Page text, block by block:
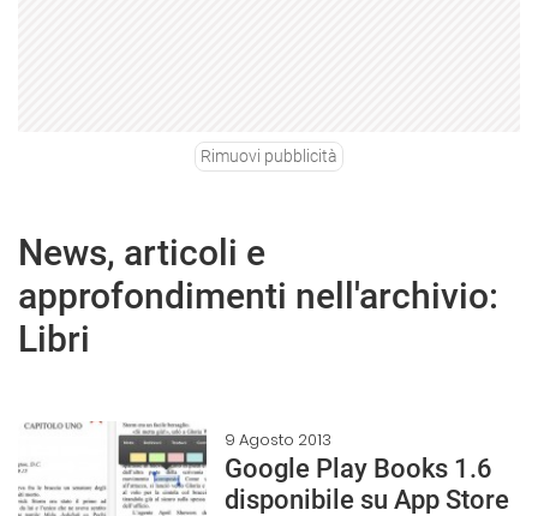
Rimuovi pubblicità
News, articoli e
approfondimenti nell'archivio:
Libri
9 Agosto 2013
Google Play Books 1.6
disponibile su App Store